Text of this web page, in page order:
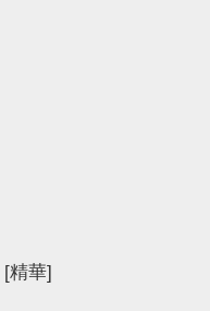
[精華]